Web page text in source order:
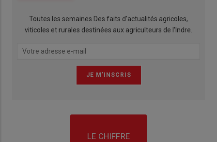
Toutes les semaines Des faits d'actualités agricoles,
viticoles et rurales destinées aux agriculteurs de l'Indre.
LE CHIFFRE